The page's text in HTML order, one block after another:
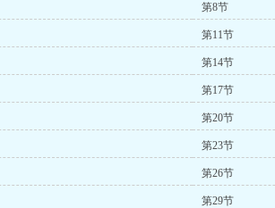
第8节
第11节
第14节
第17节
第20节
第23节
第26节
第29节